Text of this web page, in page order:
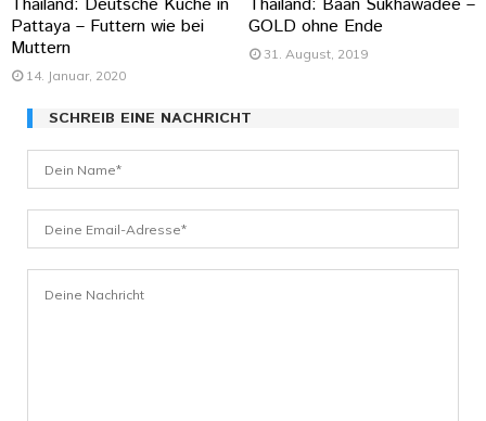
Thailand: Deutsche Küche in
Pattaya – Futtern wie bei
Muttern
14. Januar, 2020
Thailand: Baan Sukhawadee –
GOLD ohne Ende
31. August, 2019
SCHREIB EINE NACHRICHT